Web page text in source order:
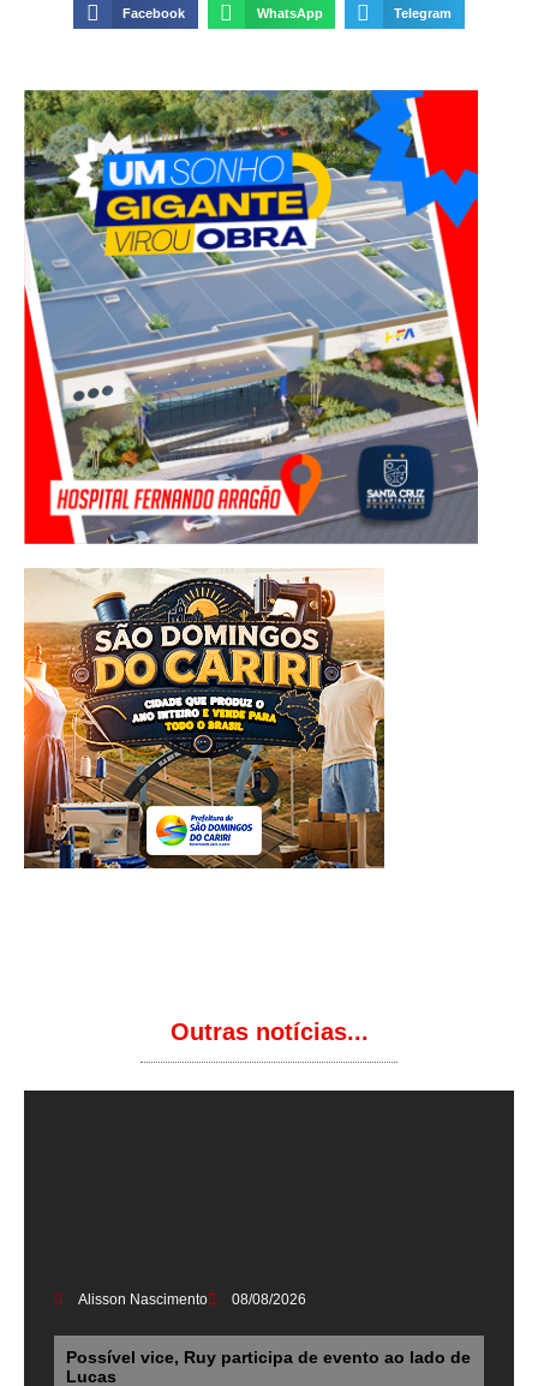
Facebook WhatsApp Telegram
Outras notícias...
Alisson Nascimento 08/08/2026
Possível vice, Ruy participa de evento ao lado de
Lucas